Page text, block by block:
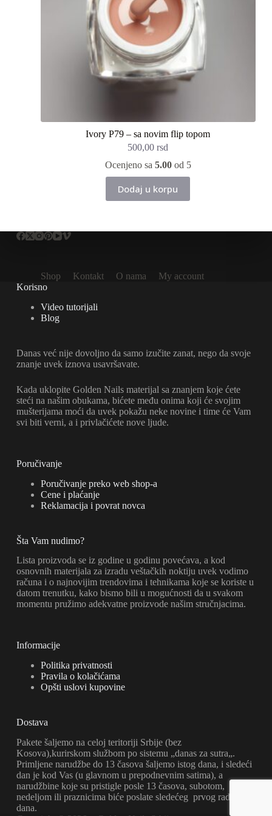
Ivory P79 – sa novim flip topom
500,00rsd
Ocenjeno sa 5.00od 5
Dodaj u korpu
Shop Kontakt O nama
My account
Korisno
Video tutorijali
Blog
Danas već nije dovoljno da samo izučite zanat, nego da svoje
znanje uvek iznova usavršavate.
Kada uklopite Golden Nails materijal sa znanjem koje ćete
steći na našim obukama, bićete među onima koji će svojim
mušterijama moći da uvek pokažu neke novine i time će Vam
svi biti verni, a i privlačićete nove ljude.
Poručivanje
Poručivanje preko web shop-a
Cene i plaćanje
Reklamacija i povrat novca
Šta Vam nudimo?
Lista proizvoda se iz godine u godinu povećava, a kod
osnovnih materijala za izradu veštačkih noktiju uvek vodimo
računa i o najnovijim trendovima i tehnikama koje se koriste u
datom trenutku, kako bismo bili u mogućnosti da u svakom
momentu pružimo adekvatne proizvode našim stručnjacima.
Informacije
Politika privatnosti
Pravila o kolačićama
Opšti uslovi kupovine
Dostava
Pakete šaljemo na celoj teritoriji Srbije (bez
Kosova),kurirskom službom po sistemu „danas za sutra„.
Primljene narudžbe do 13 časova šaljemo istog dana, i sledeći
dan je kod Vas (u glavnom u prepodnevnim satima), a
narudžbine koje su pristigle posle 13 časova, subotom,
nedeljom ili praznicima biće poslate sledećeg prvog radnog
dana.